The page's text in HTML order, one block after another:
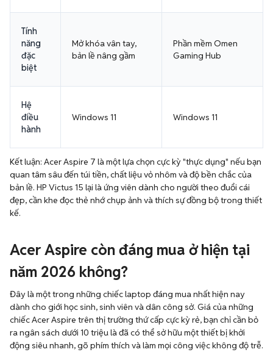
Tính
năng
đặc
biệt
Mở khóa vân tay,
bản lề nâng gầm
Phần mềm Omen
Gaming Hub
Hệ
điều
hành
Windows 11 Windows 11
Kết luận: Acer Aspire 7 là một lựa chọn cực kỳ "thực dụng" nếu bạn
quan tâm sâu đến túi tiền, chất liệu vỏ nhôm và độ bền chắc của
bản lề. HP Victus 15 lại là ứng viên dành cho người theo đuổi cái
đẹp, cần khe đọc thẻ nhớ chụp ảnh và thích sự đồng bộ trong thiết
kế.
Acer Aspire còn đáng mua ở hiện tại
năm 2026 không?
Đây là một trong những chiếc laptop đáng mua nhất hiện nay
dành cho giới học sinh, sinh viên và dân công sở. Giá của những
chiếc Acer Aspire trên thị trường thứ cấp cực kỳ rẻ, bạn chỉ cần bỏ
ra ngân sách dưới 10 triệu là đã có thể sở hữu một thiết bị khởi
động siêu nhanh, gõ phím thích và làm mọi công việc không độ trễ.